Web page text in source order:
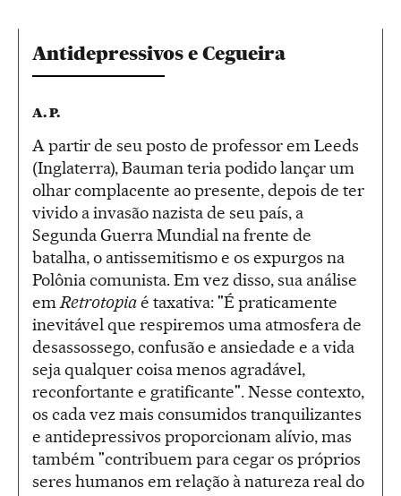
Antidepressivos e Cegueira
A. P.
A partir de seu posto de professor em Leeds
(Inglaterra), Bauman teria podido lançar um
olhar complacente ao presente, depois de ter
vivido a invasão nazista de seu país, a
Segunda Guerra Mundial na frente de
batalha, o antissemitismo e os expurgos na
Polônia comunista. Em vez disso, sua análise
emRetrotopiaé taxativa: "É praticamente
inevitável que respiremos uma atmosfera de
desassossego, confusão e ansiedade e a vida
seja qualquer coisa menos agradável,
reconfortante e gratificante". Nesse contexto,
os cada vez mais consumidos tranquilizantes
e antidepressivos proporcionam alívio, mas
também "contribuem para cegar os próprios
seres humanos em relação à natureza real do